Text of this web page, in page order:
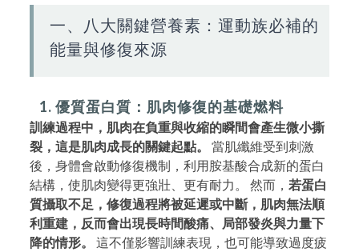
一、八大關鍵營養素：運動族必補的
能量與修復來源
1. 優質蛋白質：肌肉修復的基礎燃料
訓練過程中，肌肉在負重與收縮的瞬間會產生微小撕
裂，這是肌肉成長的關鍵起點。
當肌纖維受到刺激
後，身體會啟動修復機制，利用胺基酸合成新的蛋白
結構，使肌肉變得更強壯、更有耐力。 然而， 若蛋白
質攝取不足，修復過程將被延遲或中斷，肌肉無法順
利重建，反而會出現長時間酸痛、局部發炎與力量下
降的情形。
這不僅影響訓練表現，也可能導致過度疲